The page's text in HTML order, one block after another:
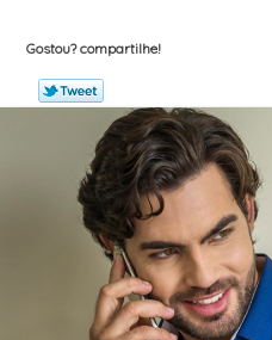
Gostou? compartilhe!